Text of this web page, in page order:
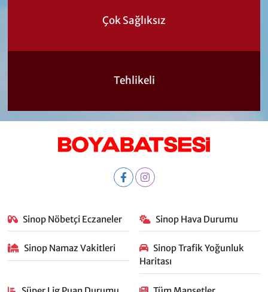
Çok Sağlıksız
Tehlikeli
Sinop Nöbetçi Eczaneler Sinop Hava Durumu
Sinop Namaz Vakitleri
Sinop Trafik Yoğunluk
Haritası